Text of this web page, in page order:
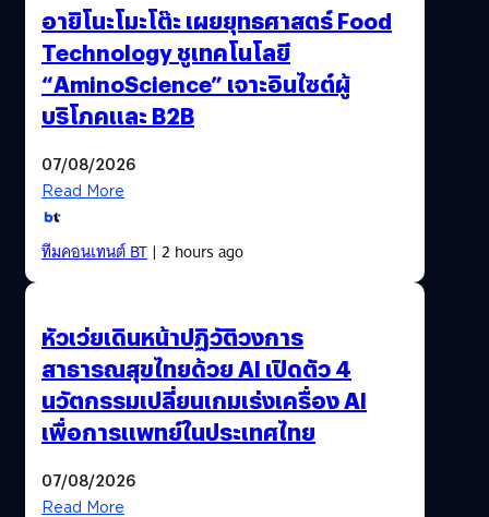
อายิโนะโมะโต๊ะ เผยยุทธศาสตร์ Food
Technology ชูเทคโนโลยี
“AminoScience” เจาะอินไซต์ผู้
บริโภคและ B2B
07/08/2026
Read More
ทีมคอนเทนต์ BT| 2 hours ago
หัวเว่ยเดินหน้าปฏิวัติวงการ
สาธารณสุขไทยด้วย AI เปิดตัว 4
นวัตกรรมเปลี่ยนเกมเร่งเครื่อง AI
เพื่อการแพทย์ในประเทศไทย
07/08/2026
Read More